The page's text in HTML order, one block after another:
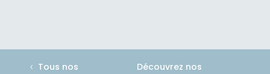
Tous nos
Découvrez nos